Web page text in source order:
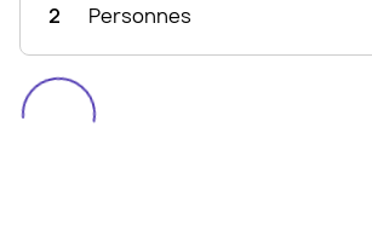
2 Personnes